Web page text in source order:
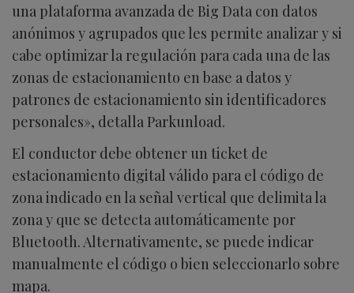
una plataforma avanzada de Big Data con datos
anónimos y agrupados que les permite analizar y si
cabe optimizar la regulación para cada una de las
zonas de estacionamiento en base a datos y
patrones de estacionamiento sin identificadores
personales», detalla Parkunload.
El conductor debe obtener un ticket de
estacionamiento digital válido para el código de
zona indicado en la señal vertical que delimita la
zona y que se detecta automáticamente por
Bluetooth. Alternativamente, se puede indicar
manualmente el código o bien seleccionarlo sobre
mapa.